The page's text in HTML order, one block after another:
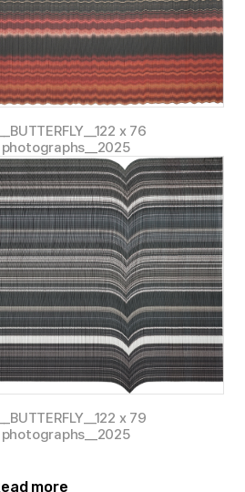
, 2023
국, 2023
르샤바,폴란드, 2022
호화,서울,한국, 2022
x 76
x 79
more